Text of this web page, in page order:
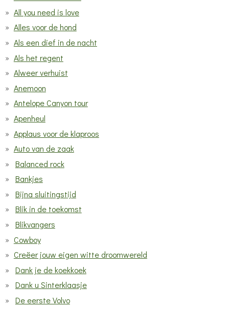
All you need is love
Alles voor de hond
Als een dief in de nacht
Als het regent
Alweer verhuist
Anemoon
Antelope Canyon tour
Apenheul
Applaus voor de klaproos
Auto van de zaak
Balanced rock
Bankjes
Bijna sluitingstijd
Blik in de toekomst
Blikvangers
Cowboy
Creëer jouw eigen witte droomwereld
Dank je de koekkoek
Dank u Sinterklaasje
De eerste Volvo